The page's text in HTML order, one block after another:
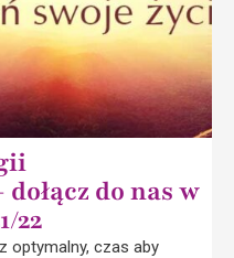
do nas w
22
optymalny, czas aby